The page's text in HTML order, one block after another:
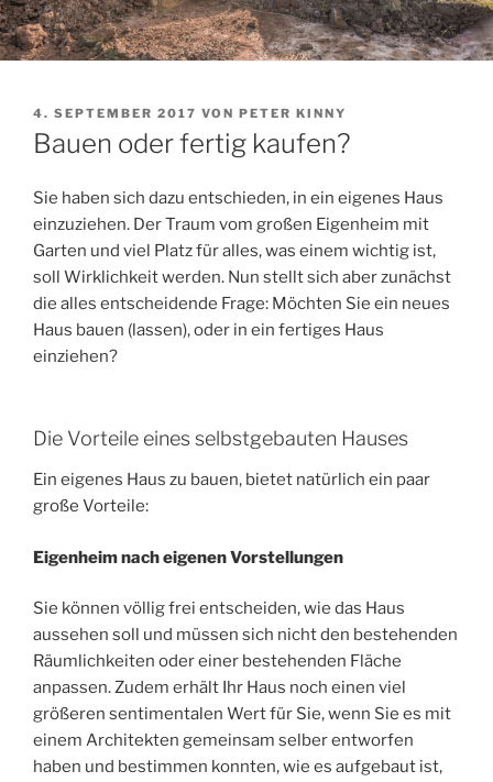
VERÖFFENTLICHT
AM
4. SEPTEMBER 2017 VON PETER KINNY
Bauen oder fertig kaufen?
Sie haben sich dazu entschieden, in ein eigenes Haus
einzuziehen. Der Traum vom großen Eigenheim mit
Garten und viel Platz für alles, was einem wichtig ist,
soll Wirklichkeit werden. Nun stellt sich aber zunächst
die alles entscheidende Frage: Möchten Sie ein neues
Haus bauen (lassen), oder in ein fertiges Haus
einziehen?
Die Vorteile eines selbstgebauten Hauses
Ein eigenes Haus zu bauen, bietet natürlich ein paar
große Vorteile:
Eigenheim nach eigenen Vorstellungen
Sie können völlig frei entscheiden, wie das Haus
aussehen soll und müssen sich nicht den bestehenden
Räumlichkeiten oder einer bestehenden Fläche
anpassen. Zudem erhält Ihr Haus noch einen viel
größeren sentimentalen Wert für Sie, wenn Sie es mit
einem Architekten gemeinsam selber entworfen
haben und bestimmen konnten, wie es aufgebaut ist,